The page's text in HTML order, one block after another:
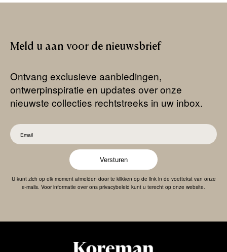
Meld u aan voor de nieuwsbrief
Ontvang exclusieve aanbiedingen,
ontwerpinspiratie en updates over onze
nieuwste collecties rechtstreeks in uw inbox.
Versturen
U kunt zich op elk moment afmelden door te klikken op de link in de voettekst van onze
e-mails. Voor informatie over ons privacybeleid kunt u terecht op onze website.